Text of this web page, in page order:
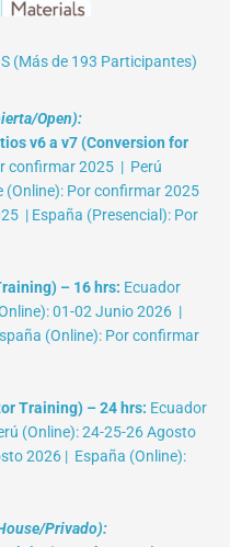
(Más de 193 Participantes)
Open):
v6 a v7 (Conversion for
confirmar 2025 | Perú
Por confirmar 2025
| España (Presencial): Por
– 16 hrs: Ecuador
01-02 Junio 2026 |
(Online): Por confirmar
Training) – 24 hrs: Ecuador
(Online): 24-25-26 Agosto
2026 | España (Online):
Privado):